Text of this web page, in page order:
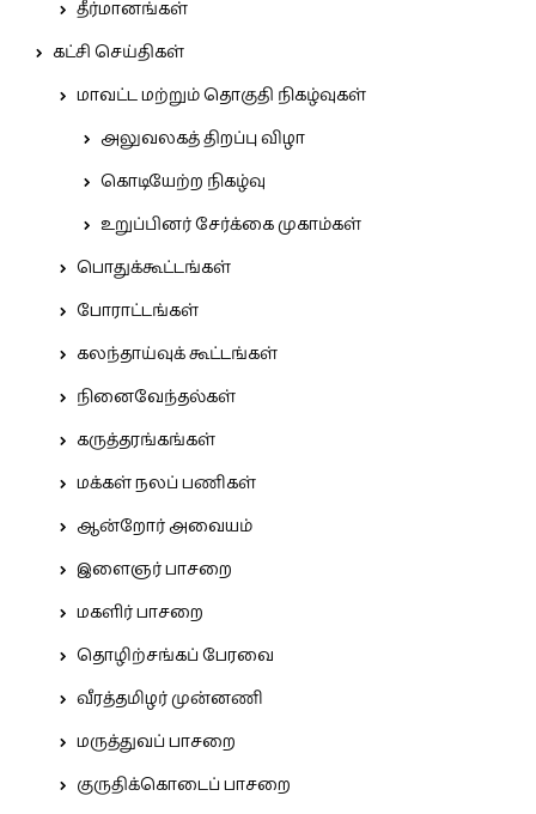
தீர்மானங்கள்
கட்சி செய்திகள்
மாவட்ட மற்றும் தொகுதி நிகழ்வுகள்
அலுவலகத் திறப்பு விழா
கொடியேற்ற நிகழ்வு
உறுப்பினர் சேர்க்கை முகாம்கள்
பொதுக்கூட்டங்கள்
போராட்டங்கள்
கலந்தாய்வுக் கூட்டங்கள்
நினைவேந்தல்கள்
கருத்தரங்கங்கள்
மக்கள் நலப் பணிகள்
ஆன்றோர் அவையம்
இளைஞர் பாசறை
மகளிர் பாசறை
தொழிற்சங்கப் பேரவை
வீரத்தமிழர் முன்னணி
மருத்துவப் பாசறை
குருதிக்கொடைப் பாசறை